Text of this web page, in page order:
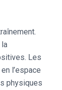
Les
l’espace
physiques